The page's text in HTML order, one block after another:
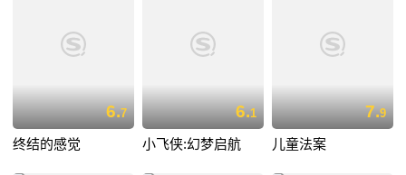
6.7
终结的感觉
6.1
小飞侠:幻梦启航
7.9
儿童法案